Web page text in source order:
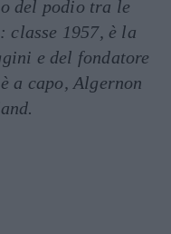
del podio tra le
classe 1957, è la
e del fondatore
a capo, Algernon